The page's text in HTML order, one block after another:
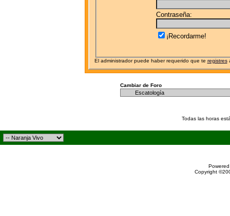
Contraseña:
¡Recordarme!
El administrador puede haber requerido que te registres
Cambiar de Foro
Todas las horas
Copyright